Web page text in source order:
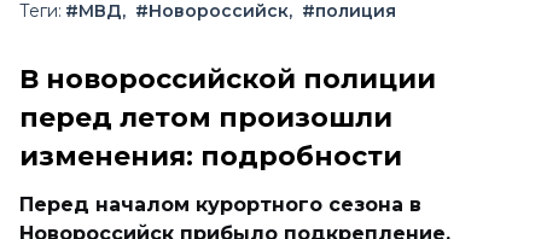
Теги: #МВД #Новороссийск #полиция
В новороссийской полиции
перед летом произошли
изменения: подробности
Перед началом курортного сезона в
Новороссийск прибыло подкрепление.